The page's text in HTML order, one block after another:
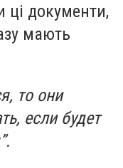
ці документи,
мають
то они
если будет